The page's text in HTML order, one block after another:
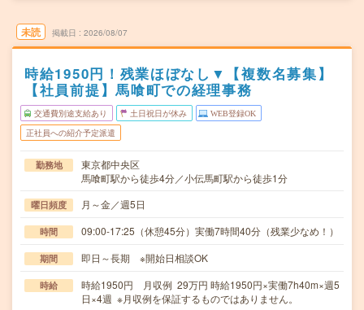
未読 掲載日 2026/08/07
時給1950円！残業ほぼなし▼【複数名募集】
【社員前提】馬喰町での経理事務
交通費別途支給あり 土日祝日が休み WEB登録OK
正社員への紹介予定派遣
勤務地
東京都中央区
馬喰町駅から徒歩4分／小伝馬町駅から徒歩1分
曜日頻度 月～金／週5日
時間 09:00-17:25（休憩45分）実働7時間40分（残業少なめ！）
期間 即日～長期 ※開始日相談OK
時給
時給1950円 月収例 29万円 時給1950円×実働7h40m×週5
日×4週 ※月収例を保証するものではありません。